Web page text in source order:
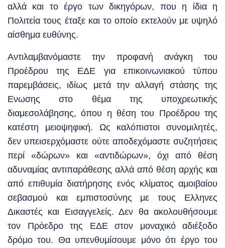
αλλά και το έργο των δικηγόρων, που η ίδια η
Πολιτεία τους έταξε και το οποίο εκτελούν με υψηλό
αίσθημα ευθύνης.
Αντιλαμβανόμαστε την προφανή ανάγκη του
Προέδρου της ΕΔΕ για επικοινωνιακού τύπου
παρεμβάσεις, ιδίως μετά την αλλαγή στάσης της
Ενωσης στο θέμα της υποχρεωτικής
διαμεσολάβησης, όπου η θέση του Προέδρου της
κατέστη μειοψηφική. Ως καλόπιστοι συνομιλητές,
δεν υπεισερχόμαστε ούτε αποδεχόμαστε συζητήσεις
περί «δώρων» και «αντιδώρων», όχι από θέση
αδυναμίας αντιπαράθεσης αλλά από θέση αρχής και
από επιθυμία διατήρησης ενός κλίματος αμοιβαίου
σεβασμού και εμπιστοσύνης με τους Ελληνες
Δικαστές και Εισαγγελείς. Δεν θα ακολουθήσουμε
τον Πρόεδρο της ΕΔΕ στον μοναχικό αδιέξοδο
δρόμο του. Θα υπενθυμίσουμε μόνο ότι έργο του